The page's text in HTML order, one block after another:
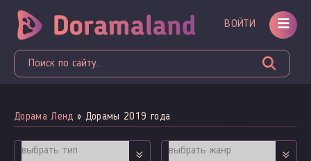
ВОЙТИ
Дорама Ленд » Дорамы 2019 года